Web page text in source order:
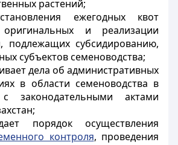
растений;
ежегодных квот
оригинальных и реализации
подлежащих субсидированию,
субъектов семеноводства;
дела об административных
в области семеноводства в
с законодательными актами
порядок осуществления
контроля, проведения